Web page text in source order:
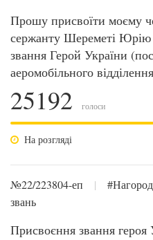
Прошу присвоїти моєму
сержанту Шереметі Юрію
звання Герой України
аеромобільного
25192 голоси
На розгляді
№22/223804-еп |
звань
Присвоєння звання героя